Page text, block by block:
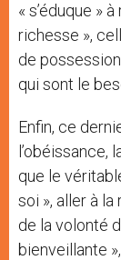
« s’éduque »
richesse »,
de
qui sont le
Enfin, ce
l’obéissance,
que le
soi », aller à
de la volonté
bienveillante